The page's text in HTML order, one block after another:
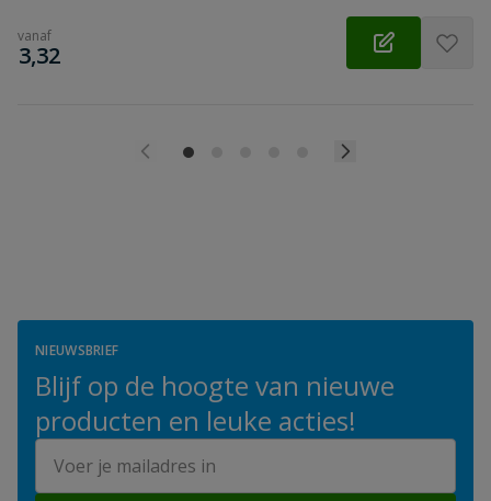
vanaf
€
3,32
NIEUWSBRIEF
Blijf op de hoogte van nieuwe
producten en leuke acties!